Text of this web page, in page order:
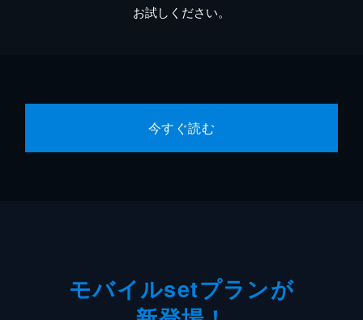
お試しください。
今すぐ読む
モバイルsetプランが